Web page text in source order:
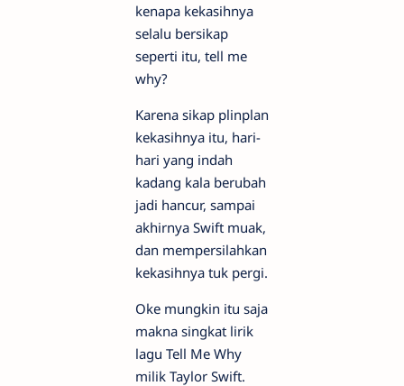
kenapa kekasihnya
selalu bersikap
seperti itu, tell me
why?
Karena sikap plinplan
kekasihnya itu, hari-
hari yang indah
kadang kala berubah
jadi hancur, sampai
akhirnya Swift muak,
dan mempersilahkan
kekasihnya tuk pergi.
Oke mungkin itu saja
makna singkat lirik
lagu Tell Me Why
milik Taylor Swift.